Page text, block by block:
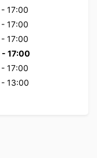
- 17:00
- 17:00
- 17:00
- 17:00
- 17:00
- 13:00